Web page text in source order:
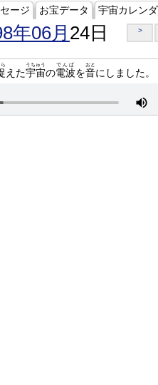
ージ お宝データ 宇宙カレン
年06月 24日 >
ら
えた宇宙
うちゅう
の電波
でんぱ
を音
おと
にしました。